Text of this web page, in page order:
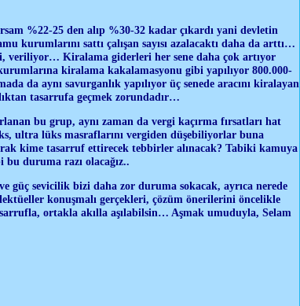
%22-25 den alıp %30-32 kadar çıkardı yani devletin
kurumlarını sattı çalışan sayısı azalacaktı daha da arttı…
veriliyor… Kiralama giderleri her sene daha çok artıyor
kiralama kakalamasyonu gibi yapılıyor 800.000-
da aynı savurganlık yapılıyor üç senede aracını kiralayan
tasarrufa geçmek zorundadır…
bu grup, aynı zaman da vergi kaçırma fırsatları hat
ultra lüks masraflarını vergiden düşebiliyorlar buna
kime tasarruf ettirecek tebbirler alınacak? Tabiki kamuya
duruma razı olacağız..
sevicilik bizi daha zor duruma sokacak, ayrıca nerede
konuşmalı gerçekleri, çözüm önerilerini öncelikle
ortakla akılla aşılabilsin… Aşmak umuduyla, Selam